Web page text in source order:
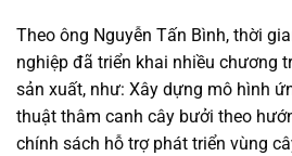
Theo ông Nguyễn Tấn Bình, thời
nghiệp đã triển khai nhiều chương
sản xuất, như: Xây dựng mô hình
thuật thâm canh cây bưởi theo
chính sách hỗ trợ phát triển vùng